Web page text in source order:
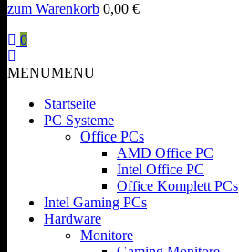
zum Warenkorb 0,00 €
0
MENUMENU
Startseite
PC Systeme
Office PCs
AMD Office PC
Intel Office PC
Office Komplett PCs
Intel Gaming PCs
Hardware
Monitore